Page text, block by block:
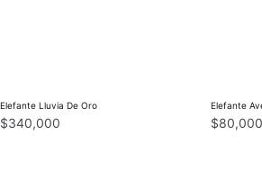
Elefante Lluvia De Oro
$340,000
Elefante
$80,000